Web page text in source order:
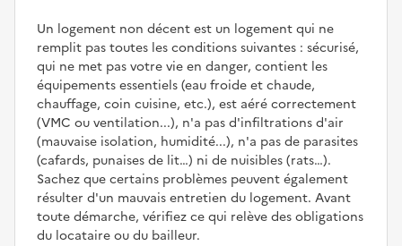
Un logement non décent est un logement qui ne
remplit pas toutes les conditions suivantes : sécurisé,
qui ne met pas votre vie en danger, contient les
équipements essentiels (eau froide et chaude,
chauffage, coin cuisine, etc.), est aéré correctement
(VMC ou ventilation...), n'a pas d'infiltrations d'air
(mauvaise isolation, humidité...), n'a pas de parasites
(cafards, punaises de lit…) ni de nuisibles (rats…).
Sachez que certains problèmes peuvent également
résulter d'un mauvais entretien du logement. Avant
toute démarche, vérifiez ce qui relève des obligations
du locataire ou du bailleur.